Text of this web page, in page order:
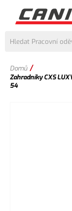
Domů /
Zahradníky CXS
54